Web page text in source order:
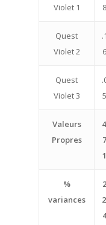
Violet 1
8
Quest
Violet 2
.1
6
Quest
Violet 3
5
Valeurs
Propres
7
1
%
variances
2
4